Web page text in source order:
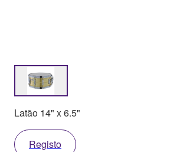
Latão 14" x 6.5"
Registo